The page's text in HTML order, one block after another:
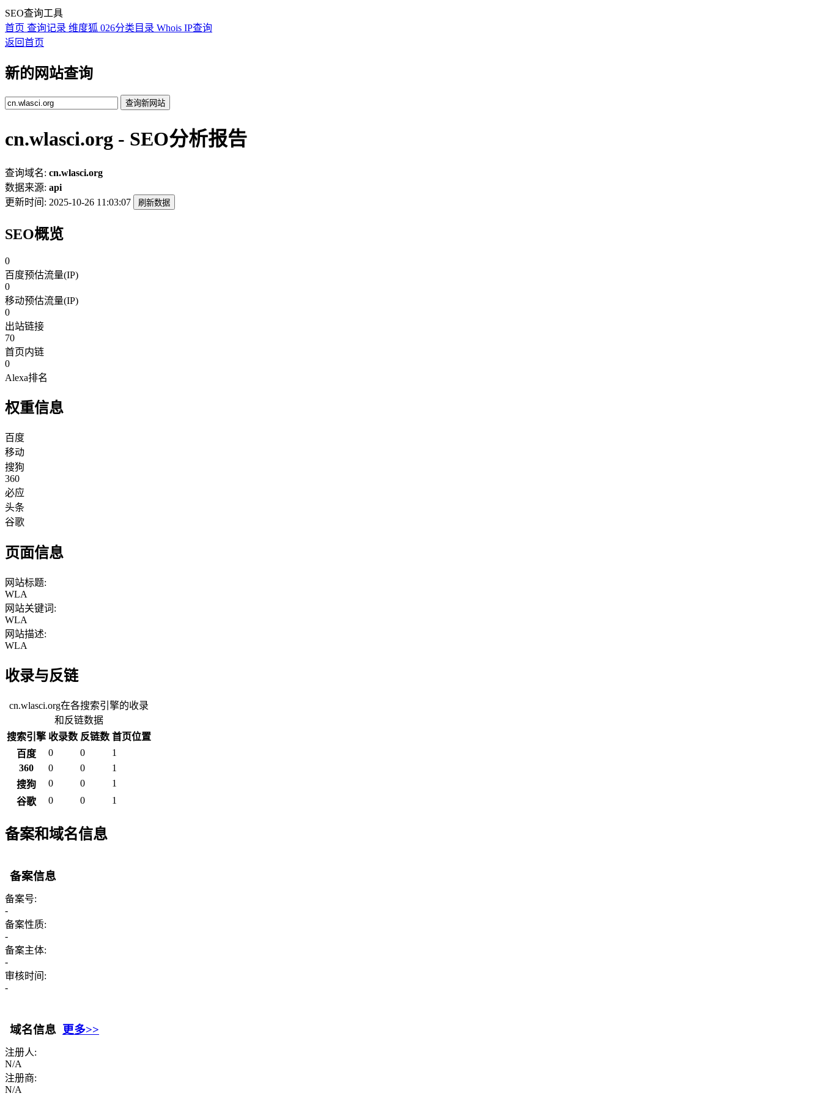
SEO查询工具
首页 查询记录 维度狐 026分类目录 Whois IP查询
返回首页
新的网站查询
查询新网站
cn.wlasci.org - SEO分析报告
查询域名: cn.wlasci.org
数据来源: api
更新时间: 2025-10-26 11:03:07 刷新数据
SEO概览
0
百度预估流量(IP)
0
移动预估流量(IP)
0
出站链接
70
首页内链
0
Alexa排名
权重信息
百度
移动
搜狗
360
必应
头条
谷歌
页面信息
网站标题:
WLA
网站关键词:
WLA
网站描述:
WLA
收录与反链
cn.wlasci.org在各搜索引擎的收录
和反链数据
搜索引擎 收录数 反链数 首页位置
百度
0 0
1
360
0 0
1
搜狗
0 0
1
谷歌
0 0 1
备案和域名信息
备案信息
备案号:
-
备案性质:
-
备案主体:
-
审核时间:
-
域名信息 更多>>
注册人:
N/A
注册商:
N/A